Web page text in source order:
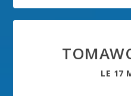
LE 17